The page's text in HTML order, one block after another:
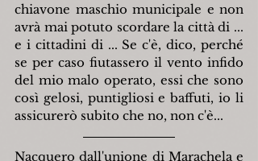
chiavone maschio municipale e non
avrà mai potuto scordare la città di ...
e i cittadini di ... Se c'è, dico, perché
se per caso fiutassero il vento infido
del mio malo operato, essi che sono
così gelosi, puntigliosi e baffuti, io li
assicurerò subito che no, non c'è...
Nacquero dall'unione di Marachela e